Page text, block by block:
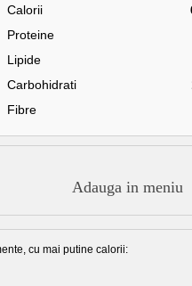
Calorii
Proteine
Lipide
Carbohidrati
Fibre
Adauga in meniu
cu mai putine calorii: